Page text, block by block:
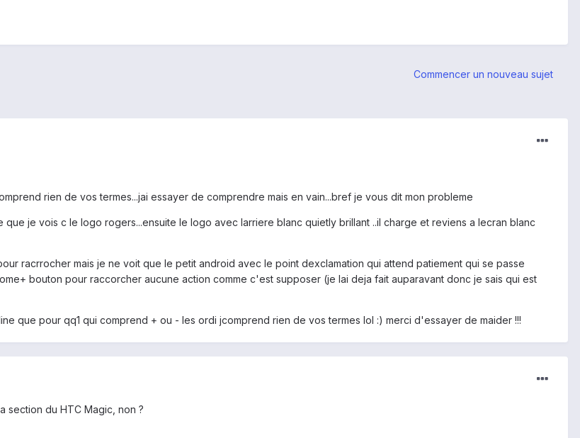
Commencer un nouveau sujet
rien de vos termes...jai essayer de comprendre mais en vain...bref je vous dit mon probleme
que je vois c le logo rogers...ensuite le logo avec larriere blanc quietly brillant ..il charge et reviens a lecran blanc
racrrocher mais je ne voit que le petit android avec le point dexclamation qui attend patiement qui se passe
bouton pour raccorcher aucune action comme c'est supposer (je lai deja fait auparavant donc je sais qui est
que pour qq1 qui comprend + ou - les ordi jcomprend rien de vos termes lol :) merci d'essayer de maider !!!
section du HTC Magic, non ?